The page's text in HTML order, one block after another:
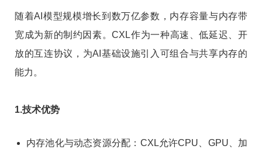
随着AI模型规模增长到数万亿参数，内存容量与内存带
宽成为新的制约因素。CXL作为一种高速、低延迟、开
放的互连协议，为AI基础设施引入可组合与共享内存的
能力。
1.技术优势
内存池化与动态资源分配：CXL允许CPU、GPU、加